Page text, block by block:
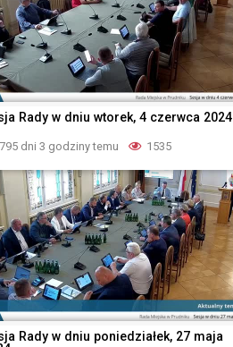
Rady w dniu wtorek, 4 czerwca 2024
795 dni 3 godziny temu 1535
Rady w dniu poniedziałek, 27 maja